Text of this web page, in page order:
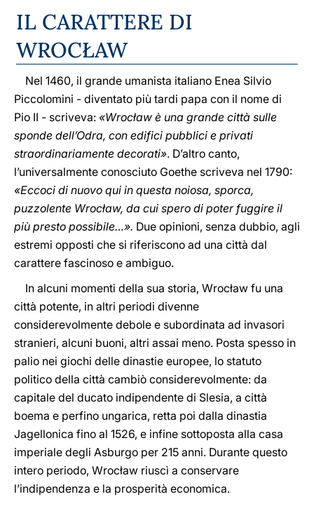
IL CARATTERE DI
WROCŁAW
Nel 1460, il grande umanista italiano Enea Silvio
Piccolomini - diventato più tardi papa con il nome di
Pio II - scriveva: «Wrocław è una grande città sulle
sponde dell’Odra, con edifici pubblici e privati
straordinariamente decorati». D’altro canto,
l’universalmente conosciuto Goethe scriveva nel 1790:
«Eccoci di nuovo qui in questa noiosa, sporca,
puzzolente Wrocław, da cui spero di poter fuggire il
più presto possibile…». Due opinioni, senza dubbio, agli
estremi opposti che si riferiscono ad una città dal
carattere fascinoso e ambiguo.
In alcuni momenti della sua storia, Wrocław fu una
città potente, in altri periodi divenne
considerevolmente debole e subordinata ad invasori
stranieri, alcuni buoni, altri assai meno. Posta spesso in
palio nei giochi delle dinastie europee, lo statuto
politico della città cambiò considerevolmente: da
capitale del ducato indipendente di Slesia, a città
boema e perfino ungarica, retta poi dalla dinastia
Jagellonica fino al 1526, e infine sottoposta alla casa
imperiale degli Asburgo per 215 anni. Durante questo
intero periodo, Wrocław riuscì a conservare
l’indipendenza e la prosperità economica.